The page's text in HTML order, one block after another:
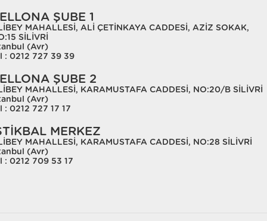
ŞUBE 1
MAHALLESİ, ALİ ÇETİNKAYA CADDESİ, AZİZ SOKAK,
SİLİVRİ
(Avr)
: 0212 727 39 39
ŞUBE 2
MAHALLESİ, KARAMUSTAFA CADDESİ, NO:20/B SİLİVRİ
(Avr)
: 0212 727 17 17
MERKEZ
MAHALLESİ, KARAMUSTAFA CADDESİ, NO:28 SİLİVRİ
(Avr)
: 0212 709 53 17